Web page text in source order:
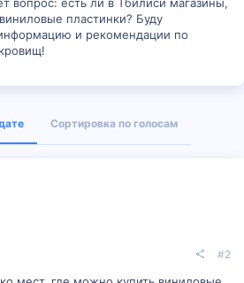
пластинки? Буду
и рекомендации по
Сортировка по голосам
#2